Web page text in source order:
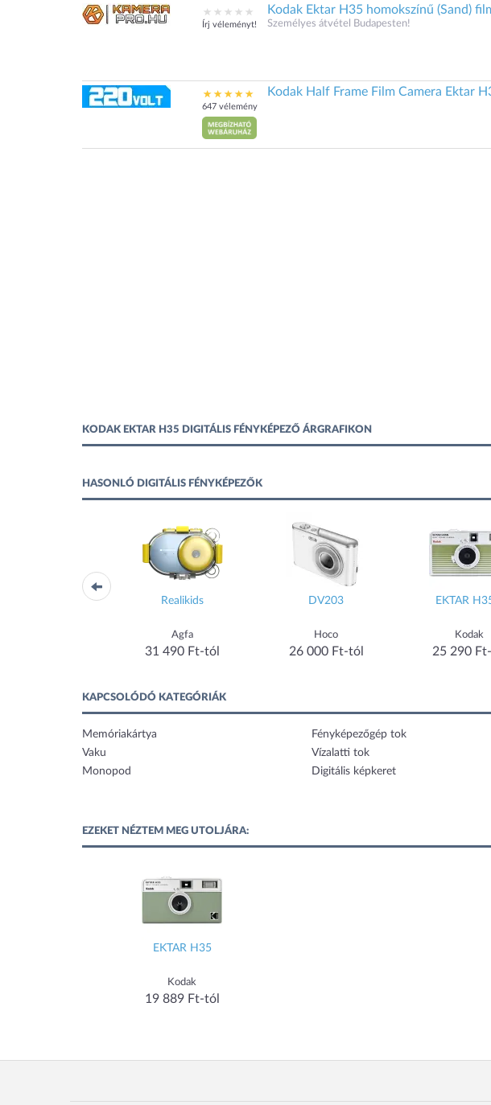
Írj véleményt!
Kodak Ektar H35 homokszínű (Sand)
Személyes átvétel Budapesten!
647 vélemény
Kodak Half Frame Film Camera Ektar
KODAK EKTAR H35 DIGITÁLIS FÉNYKÉPEZŐ ÁRGRAFIKON
HASONLÓ DIGITÁLIS FÉNYKÉPEZŐK
Realikids
Agfa
31 490 Ft-tól
DV203
Hoco
26 000 Ft-tól
EKTAR
Kodak
25 290
KAPCSOLÓDÓ KATEGÓRIÁK
Memóriakártya Fényképezőgép tok
Vaku
Vízalatti tok
Monopod
Digitális képkeret
EZEKET NÉZTEM MEG UTOLJÁRA:
EKTAR H35
Kodak
19 889 Ft-tól